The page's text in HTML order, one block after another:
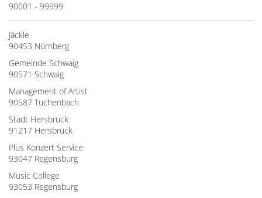
90001 - 99999
Jäckle
90453 Nürnberg
Gemeinde Schwaig
90571 Schwaig
Management of Artist
90587 Tuchenbach
Stadt Hersbruck
91217 Hersbruck
Plus Konzert Service
93047 Regensburg
Music College
93053 Regensburg